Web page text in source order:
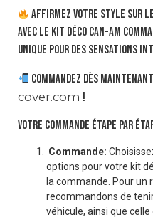
Affirmez votre style sur
avec le kit déco Can-Am
unique pour des sensations
Commandez dès
cover.com !
VOTRE COMMANDE ÉTAPE PAR
Commande:
options pour votre kit
la commande. Pour un
recommandons de
véhicule, ainsi que